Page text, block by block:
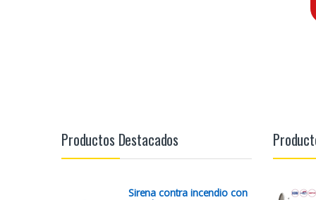
Productos Destacados
Sirena contra incendio con